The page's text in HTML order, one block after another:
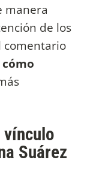
manera
de los
comentario
Suárez